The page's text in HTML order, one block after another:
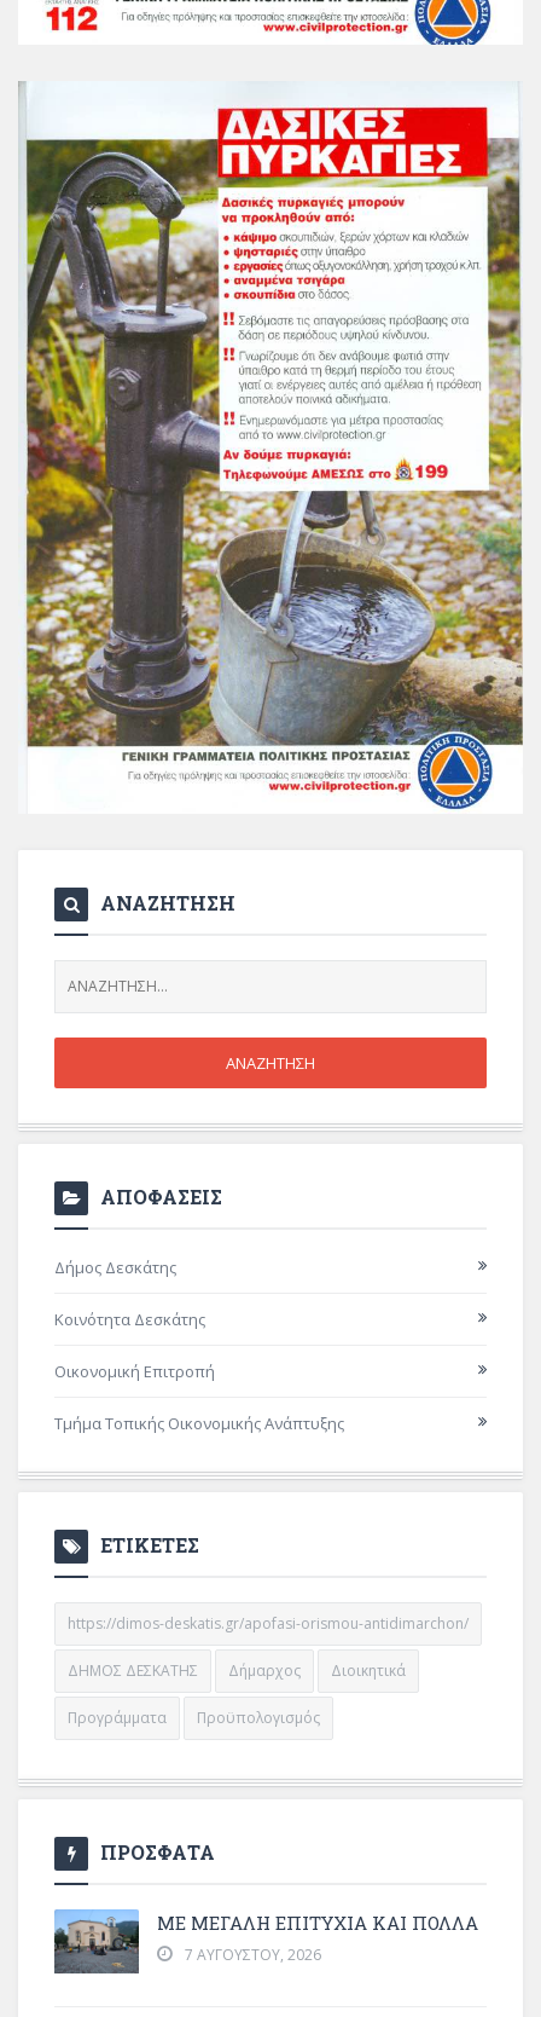
ΑΝΑΖΗΤΗΣΗ
ΑΠΟΦΑΣΕΙΣ
Δήμος Δεσκάτης
Κοινότητα Δεσκάτης
Οικονομική Επιτροπή
Τμήμα Τοπικής Οικονομικής Ανάπτυξης
ΕΤΙΚΕΤΕΣ
https://dimos-deskatis.gr/apofasi-orismou-antidimarchon/
ΔΗΜΟΣ ΔΕΣΚΑΤΗΣ Δήμαρχος Διοικητικά
Προγράμματα Προϋπολογισμός
ΠΡΟΣΦΑΤΑ
ΜΕ ΜΕΓΆΛΗ ΕΠΙΤΥΧΊΑ ΚΑΙ ΠΟΛΛΆ
7 ΑΥΓΟΎΣΤΟΥ, 2026